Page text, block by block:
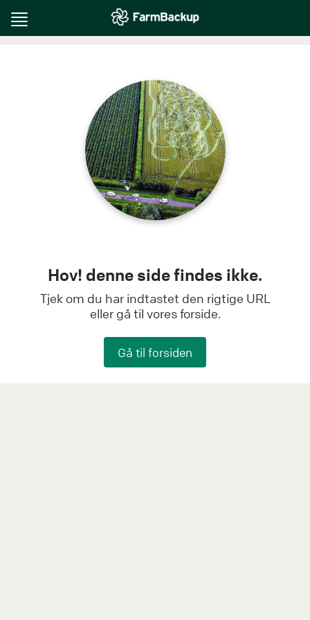
Toggle
Hov! denne side findes ikke.
Tjek om du har indtastet den rigtige URL
eller gå til vores forside.